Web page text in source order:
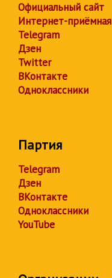
Официальный сайт
Интернет-приёмная
Telegram
Дзен
Twitter
ВКонтакте
Одноклассники
Партия
Telegram
Дзен
ВКонтакте
Одноклассники
YouTube